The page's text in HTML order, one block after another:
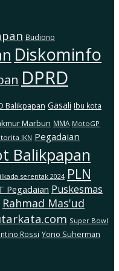
Budiono
Diskominfo
DPRD
Balikpapan Gasali Ibu kota
Marbun MMA MotoGP
IKN Pegadaian
Balikpapan
serentak 2024 PLN
Pegadaian Puskesmas
Rahmad Mas'ud
Super Bowl
Rossi Yono Suherman